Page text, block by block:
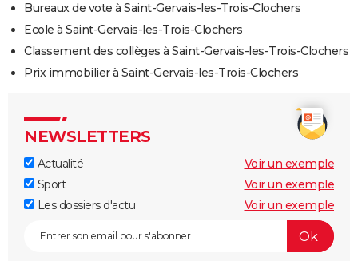
Bureaux de vote à Saint-Gervais-les-Trois-Clochers
Ecole à Saint-Gervais-les-Trois-Clochers
Classement des collèges à Saint-Gervais-les-Trois-Clochers
Prix immobilier à Saint-Gervais-les-Trois-Clochers
NEWSLETTERS
Actualité
Voir un exemple
Sport
Voir un exemple
Les dossiers d'actu
Voir un exemple